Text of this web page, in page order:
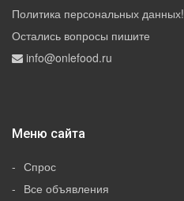
Политика персональных данных!
Остались вопросы пишите
info@onlefood.ru
Меню сайта
Спрос
Все объявления